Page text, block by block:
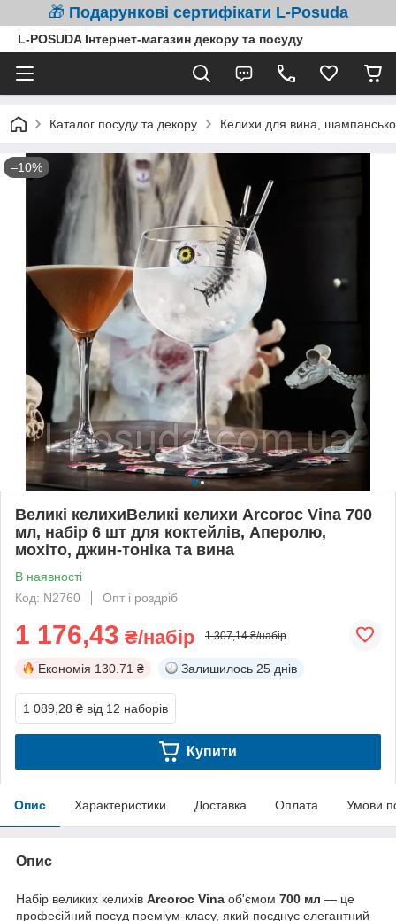
🎁 Подарункові сертифікати L-Posuda
L-POSUDA Інтернет-магазин декору та посуду
Каталог посуду та декору Келихи для вина,
–10%
Великі келихиВеликі келихи Arcoroc Vina 700
мл, набір 6 шт для коктейлів, Аперолю,
мохіто, джин-тоніка та вина
В наявності
Код: N2760
Опт і роздріб
1 176,43 ₴/набір 1 307,14 ₴/набір
Економія 130.71 ₴ Залишилось 25 днів
1 089,28 ₴ від 12 наборів
Купити
Опис Характеристики Доставка Оплата Умови
Опис
Набір великих келихів Arcoroc Vina об'ємом 700 мл — це
професійний посуд преміум-класу, який поєднує елегантний